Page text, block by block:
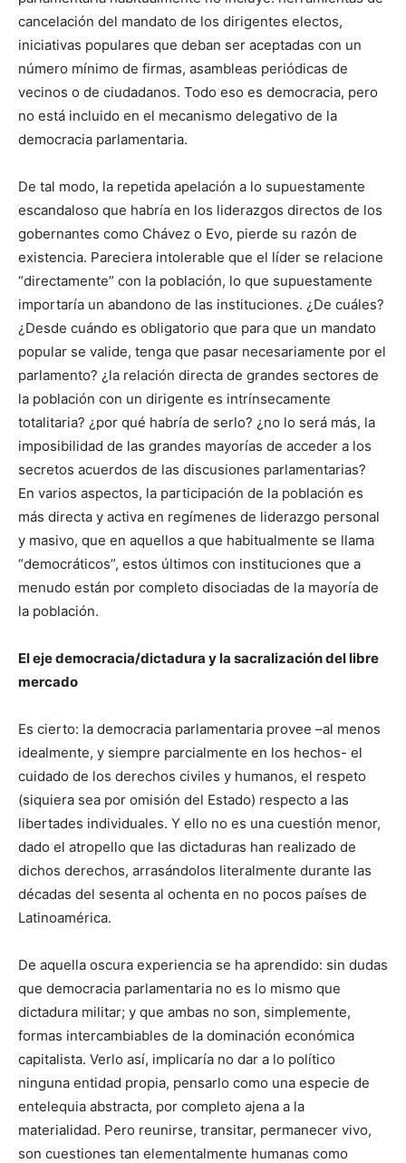
cancelación del mandato de los dirigentes electos,
iniciativas populares que deban ser aceptadas con un
número mínimo de firmas, asambleas periódicas de
vecinos o de ciudadanos. Todo eso es democracia, pero
no está incluido en el mecanismo delegativo de la
democracia parlamentaria.
De tal modo, la repetida apelación a lo supuestamente
escandaloso que habría en los liderazgos directos de los
gobernantes como Chávez o Evo, pierde su razón de
existencia. Pareciera intolerable que el líder se relacione
“directamente” con la población, lo que supuestamente
importaría un abandono de las instituciones. ¿De cuáles?
¿Desde cuándo es obligatorio que para que un mandato
popular se valide, tenga que pasar necesariamente por el
parlamento? ¿la relación directa de grandes sectores de
la población con un dirigente es intrínsecamente
totalitaria? ¿por qué habría de serlo? ¿no lo será más, la
imposibilidad de las grandes mayorías de acceder a los
secretos acuerdos de las discusiones parlamentarias?
En varios aspectos, la participación de la población es
más directa y activa en regímenes de liderazgo personal
y masivo, que en aquellos a que habitualmente se llama
“democráticos”, estos últimos con instituciones que a
menudo están por completo disociadas de la mayoría de
la población.
El eje democracia/dictadura y la sacralización del libre
mercado
Es cierto: la democracia parlamentaria provee –al menos
idealmente, y siempre parcialmente en los hechos- el
cuidado de los derechos civiles y humanos, el respeto
(siquiera sea por omisión del Estado) respecto a las
libertades individuales. Y ello no es una cuestión menor,
dado el atropello que las dictaduras han realizado de
dichos derechos, arrasándolos literalmente durante las
décadas del sesenta al ochenta en no pocos países de
Latinoamérica.
De aquella oscura experiencia se ha aprendido: sin dudas
que democracia parlamentaria no es lo mismo que
dictadura militar; y que ambas no son, simplemente,
formas intercambiables de la dominación económica
capitalista. Verlo así, implicaría no dar a lo político
ninguna entidad propia, pensarlo como una especie de
entelequia abstracta, por completo ajena a la
materialidad. Pero reunirse, transitar, permanecer vivo,
son cuestiones tan elementalmente humanas como